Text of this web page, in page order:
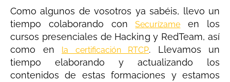
Como algunos de vosotros ya sabéis, llevo un
tiempo colaborando conSecurízame en los
cursos presenciales de Hacking y RedTeam, así
como en
la certificación RTCP. Llevamos un
tiempo elaborando y actualizando los
contenidos de estas formaciones y estamos